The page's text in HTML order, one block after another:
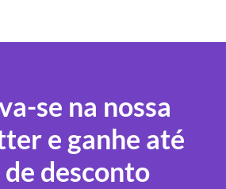
se na nossa
e ganhe até
de desconto